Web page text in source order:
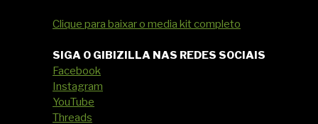
Clique para baixar o media kit completo
SIGA O GIBIZILLA NAS REDES SOCIAIS
Facebook
Instagram
YouTube
Threads